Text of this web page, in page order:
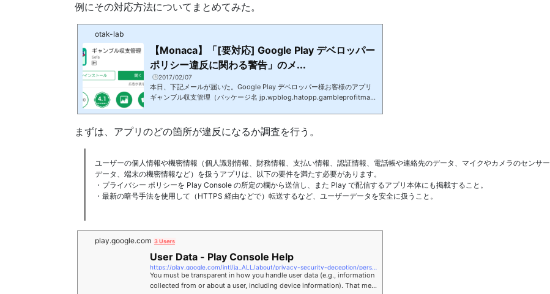
例にその対応方法についてまとめてみた。
otak-lab
【Monaca】「[要対応] Google Play デベロッパー
ポリシー違反に関わる警告」のメ...
2017/02/07
本日、下記メールが届いた。Google Play デベロッパー様お客様のアプリ
ギャンブル収支管理（パッケージ名 jp.wpblog.hatopp.gambleprofitmana
は、ユーザーや端末に関する機密情報を要求する、または取り扱うアプリ
の場合、デベロッパーは有効なプライバシー ポリシーを提供する必要があ
ラ、マイク、アカウント、連絡先...
まずは、アプリのどの箇所が違反になるか調査を行う。
ユーザーの個人情報や機密情報（個人識別情報、財務情報、支払い情報、認証情報、電話帳や連絡先のデータ、マイクやカメラのセンサー
データ、端末の機密情報など）を扱うアプリは、以下の要件を満たす必要があります。
・プライバシー ポリシーを Play Console の所定の欄から送信し、また Play で配信するアプリ本体にも掲載すること。
・最新の暗号手法を使用して（HTTPS 経由などで）転送するなど、ユーザーデータを安全に扱うこと。
play.google.com 3 Users
User Data - Play Console Help
You must be transparent in how you handle user data (e.g., information
collected from or about a user, including device information). That mea